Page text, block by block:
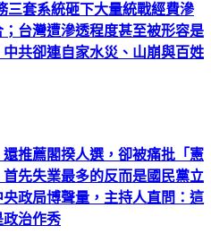
三套系統砸下大量統戰經費滲
台灣遭滲透程度甚至被形容是
共卻連自家水災、山崩與百姓
推薦閣揆人選，卻被痛批「憲
先失業最多的反而是國民黨立
政局博聲量，主持人直問：這
政治作秀